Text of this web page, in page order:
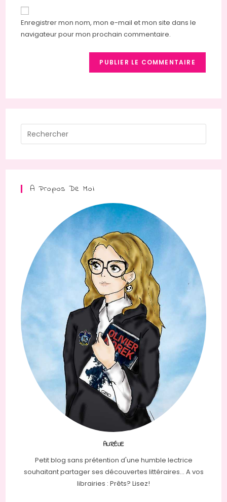
comment
de
votre
site
Enregistrer mon nom, mon e-mail et mon site dans le
navigateur pour mon prochain commentaire.
A Propos De Moi
AURÉLIE
Petit blog sans prétention d'une humble lectrice
souhaitant partager ses découvertes littéraires... A vos
librairies : Prêts? Lisez!